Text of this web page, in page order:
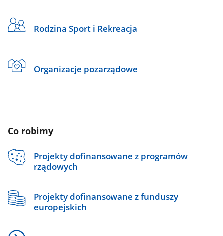
Rodzina Sport i Rekreacja
Organizacje pozarządowe
Co robimy
Projekty dofinansowane z programów
rządowych
Projekty dofinansowane z funduszy
europejskich